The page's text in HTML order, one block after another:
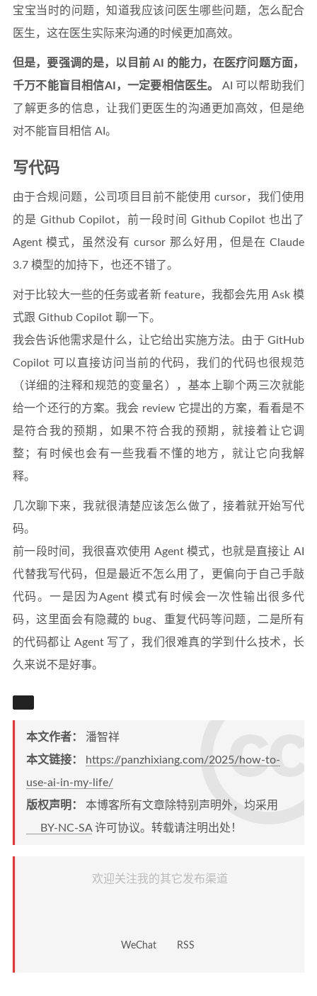
宝宝当时的问题，知道我应该问医生哪些问题，怎么配合
医生，这在医生实际来沟通的时候更加高效。
但是，要强调的是，以目前 AI 的能力，在医疗问题方面，
千万不能盲目相信AI，一定要相信医生。
AI 可以帮助我们
了解更多的信息，让我们更医生的沟通更加高效，但是绝
对不能盲目相信 AI。
写代码
由于合规问题，公司项目目前不能使用 cursor，我们使用
的是 Github Copilot，前一段时间 Github Copilot 也出了
Agent 模式，虽然没有 cursor 那么好用，但是在 Claude
3.7 模型的加持下，也还不错了。
对于比较大一些的任务或者新 feature，我都会先用 Ask 模
式跟 Github Copilot 聊一下。
我会告诉他需求是什么，让它给出实施方法。由于 GitHub
Copilot 可以直接访问当前的代码，我们的代码也很规范
（详细的注释和规范的变量名），基本上聊个两三次就能
给一个还行的方案。我会 review 它提出的方案，看看是不
是符合我的预期，如果不符合我的预期，就接着让它调
整；有时候也会有一些我看不懂的地方，就让它向我解
释。
几次聊下来，我就很清楚应该怎么做了，接着就开始写代
码。
前一段时间，我很喜欢使用 Agent 模式，也就是直接让 AI
代替我写代码，但是最近不怎么用了，更偏向于自己手敲
代码。一是因为Agent 模式有时候会一次性输出很多代
码，这里面会有隐藏的 bug、重复代码等问题，二是所有
的代码都让 Agent 写了，我们很难真的学到什么技术，长
久来说不是好事。
本文作者： 潘智祥
本文链接：
https://panzhixiang.com/2025/how-to-
use-ai-in-my-life/
版权声明： 本博客所有文章除特别声明外，均采用
BY-NC-SA许可协议。转载请注明出处！
欢迎关注我的其它发布渠道
WeChat RSS